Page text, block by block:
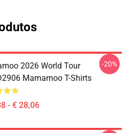
2026 World Tour
Mamamoo T-Shirts
- € 28,06
-20%